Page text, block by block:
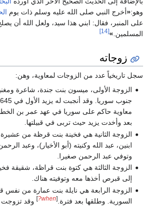
وهو:«أخرج النبي صلى الله عليه وسلم ذات يوم
على المنبر، فقال: ابني هذا سيد، ولعل الله أن
المسلمين. »
[14]
زوجاته
سجل تاريخياً عدد من الزوجات لمعاوية، وهن:
الزوجة الأولى، ميسون بنت جندة، شاعرة
معاوية حاكم على سوريا في عهد عمر بن
بعد وأخدت يزيد حيث تربى في قبيلتها.
الزوجة الثانية هي فخينة بنت قرظة من
ابنين، عبد الله وكنيته (أبو الأخيار)، وعبد
وتوفي عبد الرحمن صغيرا.
الزوجة الثالثة هي كتوة بنت قراظة، شقيقة
إلى قبرص أخذها معه وتوفيته هناك.
الزوجة الرابعة هي نايلة بنت عمارة من نفس
السورية. وطلقها بعد فترة.[
when?
] وقد تزوجت